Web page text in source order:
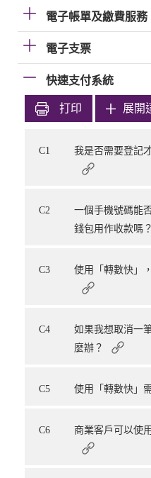
電子帳單及繳費服務
電子支票
快速支付系統
打印 展開
C1 我是否需要登記
C2
一個手機號碼能
錢包用作收款嗎？
C3 使用「轉數快」
C4
如果我想取消一
麼辦？
C5 使用「轉數快」
C6 商業客戶可以使